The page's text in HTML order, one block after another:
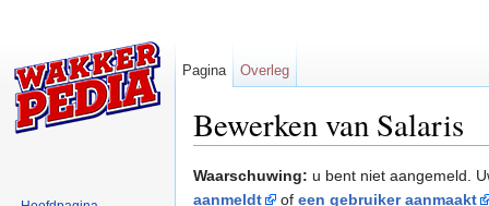
Bewerken van Salaris
Waarschuwing: u bent niet aangemeld.
aanmeldt
of een gebruiker aanmaakt
Pagina Overleg